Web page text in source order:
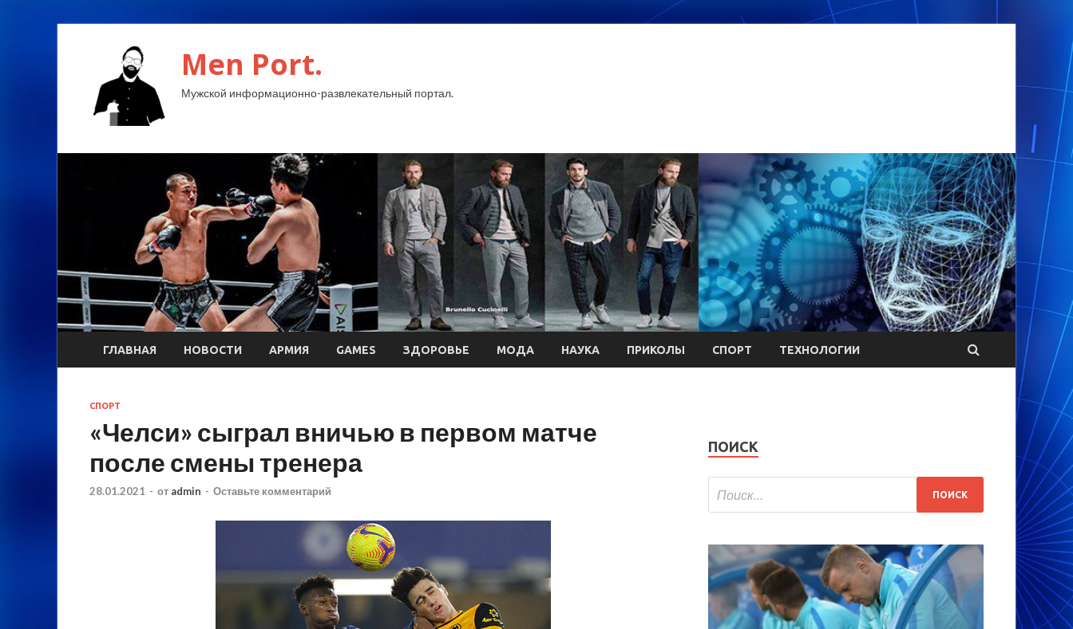
Men Port.
Мужской информационно-развлекательный портал.
ГЛАВНАЯ НОВОСТИ АРМИЯ GAMES ЗДОРОВЬЕ МОДА НАУКА ПРИКОЛЫ СПОРТ ТЕХНОЛОГИИ
СПОРТ
«Челси» сыграл вничью в первом матче
после смены тренера
28.01.2021 - от admin - Оставьте комментарий
ПОИСК